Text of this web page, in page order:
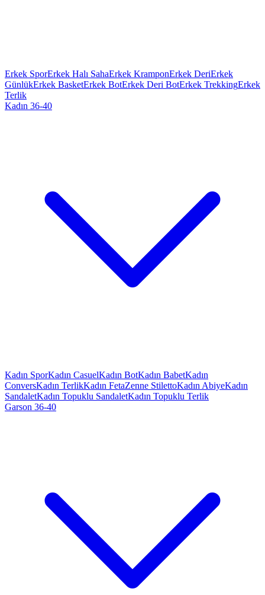
Erkek SporErkek Halı SahaErkek KramponErkek DeriErkek
GünlükErkek BasketErkek BotErkek Deri BotErkek TrekkingErkek
Terlik
Kadın 36-40
Kadın SporKadın CasuelKadın BotKadın BabetKadın
ConversKadın TerlikKadın FetaZenne StilettoKadın AbiyeKadın
SandaletKadın Topuklu SandaletKadın Topuklu Terlik
Garson 36-40